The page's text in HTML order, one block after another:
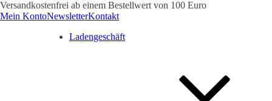
Versandkostenfrei ab einem Bestellwert von 100 Euro
Mein KontoNewsletterKontakt
Ladengeschäft